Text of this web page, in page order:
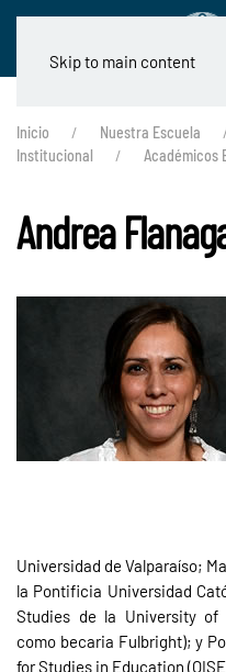
Skip to main content
Inicio Nuestra Escuela
Institucional
Académicos
Andrea
Universidad de Valparaíso;
la Pontificia Universidad
Studies de la University of
como becaria Fulbright); y
for Studies in Education